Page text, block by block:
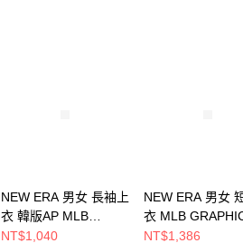
NEW ERA 男女 長袖上
衣 韓版AP MLB
COLOR BLOCK TL43
NT$1,040
NEW ERA 男女
衣 MLB
CAPSULE 紐約
NT$1,386